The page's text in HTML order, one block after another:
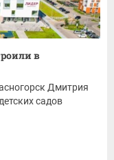
в
Дмитрия
садов